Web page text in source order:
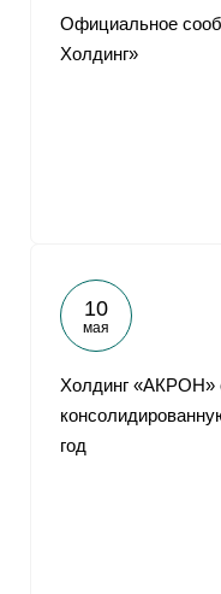
Официальное
Холдинг»
10
мая
Холдинг «АКРОН»
год